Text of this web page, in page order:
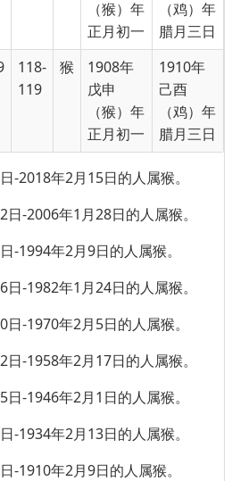
（猴）年
正月初一
（鸡）年
腊月三日
118-
119
猴
1908年
戊申
（猴）年
正月初一
1910年
己酉
（鸡）年
腊月三日
-2018年2月15日的人属猴。
日-2006年1月28日的人属猴。
-1994年2月9日的人属猴。
日-1982年1月24日的人属猴。
日-1970年2月5日的人属猴。
日-1958年2月17日的人属猴。
日-1946年2月1日的人属猴。
-1934年2月13日的人属猴。
-1910年2月9日的人属猴。